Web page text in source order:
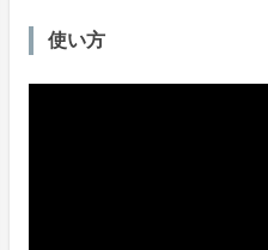
使い方